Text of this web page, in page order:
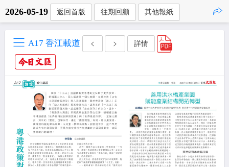
2026-05-19 返回首版 往期回顧 其他報紙
A17 香江載道 詳情
點擊複製